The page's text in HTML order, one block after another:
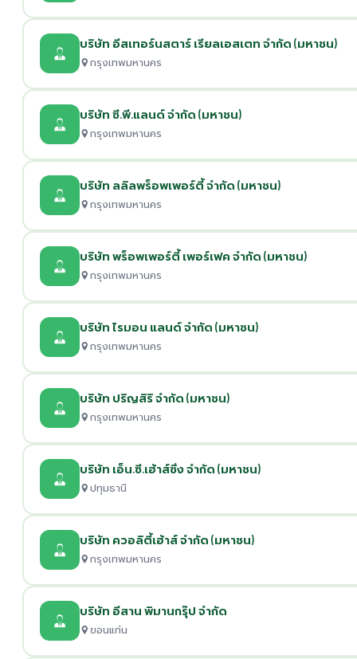
บริษัท อีสเทอร์นสตาร์ เรียลเอสเตท จำกัด (มหาชน)
กรุงเทพมหานคร
บริษัท ซี.พี.แลนด์ จำกัด (มหาชน)
กรุงเทพมหานคร
บริษัท ลลิลพร็อพเพอร์ตี้ จำกัด (มหาชน)
กรุงเทพมหานคร
บริษัท พร็อพเพอร์ตี้ เพอร์เฟค จำกัด (มหาชน)
กรุงเทพมหานคร
บริษัท ไรมอน แลนด์ จำกัด (มหาชน)
กรุงเทพมหานคร
บริษัท ปริญสิริ จำกัด (มหาชน)
กรุงเทพมหานคร
บริษัท เอ็น.ซี.เฮ้าส์ซิ่ง จำกัด (มหาชน)
ปทุมธานี
บริษัท ควอลิตี้เฮ้าส์ จำกัด (มหาชน)
กรุงเทพมหานคร
บริษัท อีสาน พิมานกรุ๊ป จำกัด
ขอนแก่น